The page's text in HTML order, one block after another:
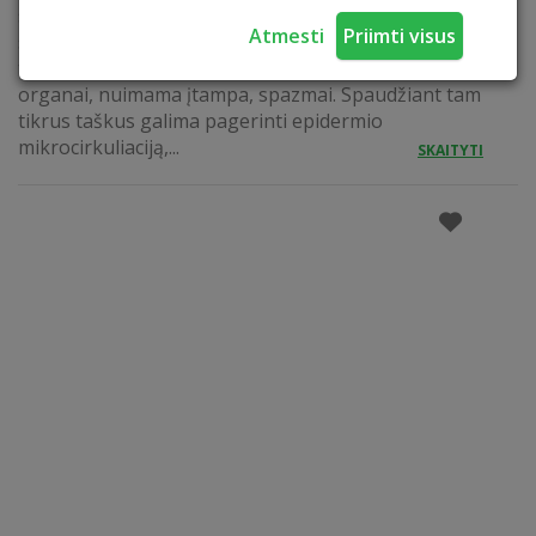
Atmesti Priimti visus
spaudimo būdu atkuriama pusiausvyra, šalinami
sveikatos sutrikimai. Masažuojant tam tikrus
taškus optimaliai atpalaiduojami visi vidaus
organai, nuimama įtampa, spazmai. Spaudžiant tam
tikrus taškus galima pagerinti epidermio
mikrocirkuliaciją,...
SKAITYTI